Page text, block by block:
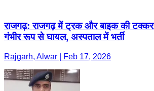
राजगढ़: राजगढ़ में ट्रक और बाइक की
गंभीर रूप से घायल, अस्पताल में भर्ती
Rajgarh, Alwar | Feb 17, 2026